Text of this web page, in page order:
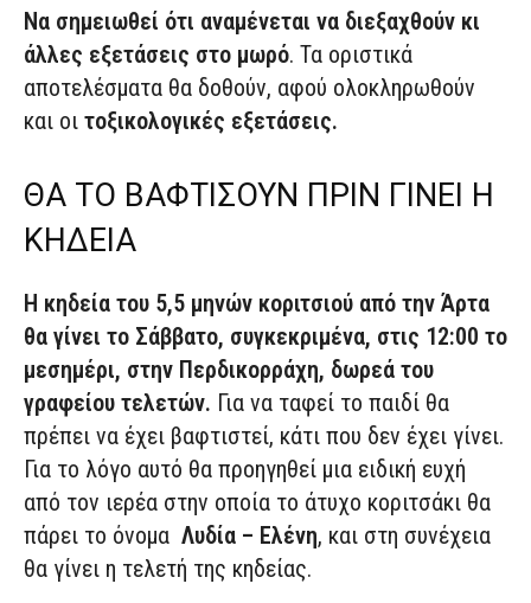
Να σημειωθεί ότι αναμένεται να διεξαχθούν κι
άλλες εξετάσεις στο μωρό. Τα οριστικά
αποτελέσματα θα δοθούν, αφού ολοκληρωθούν
και οι τοξικολογικές εξετάσεις.
ΘΑ ΤΟ ΒΑΦΤΙΣΟΥΝ ΠΡΙΝ ΓΙΝΕΙ Η
ΚΗΔΕΙΑ
Η κηδεία του 5,5 μηνών κοριτσιού από την Άρτα
θα γίνει το Σάββατο, συγκεκριμένα, στις 12:00 το
μεσημέρι, στην Περδικορράχη, δωρεά του
γραφείου τελετών. Για να ταφεί το παιδί θα
πρέπει να έχει βαφτιστεί, κάτι που δεν έχει γίνει.
Για το λόγο αυτό θα προηγηθεί μια ειδική ευχή
από τον ιερέα στην οποία το άτυχο κοριτσάκι θα
πάρει το όνομα Λυδία – Ελένη, και στη συνέχεια
θα γίνει η τελετή της κηδείας.